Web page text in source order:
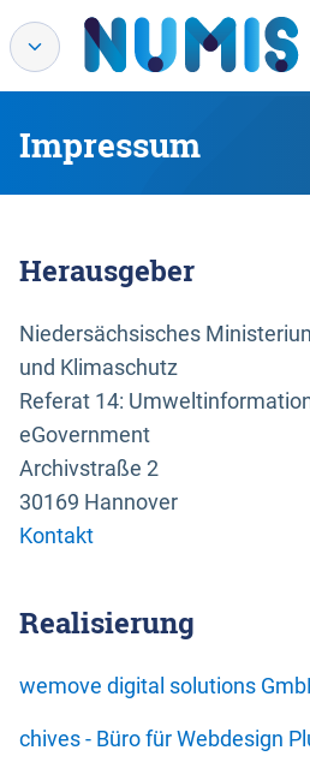
Impressum
Herausgeber
Niedersächsisches
und Klimaschutz
Referat 14:
eGovernment
Archivstraße 2
30169 Hannover
Kontakt
Realisierung
wemove digital solutions
chives - Büro für Webdesign